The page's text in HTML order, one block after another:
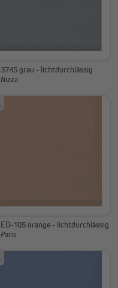
3745 grau - lichtdurchlässig
Nizza
ED-105 orange - lichtdurchlässig
Paris